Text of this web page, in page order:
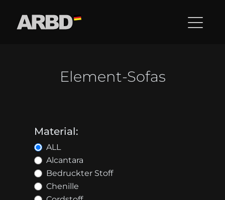
Element-Sofas
Material:
ALL
Alcantara
Bedruckter Stoff
Chenille